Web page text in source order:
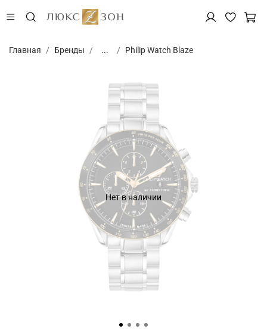
Главная Бренды ... Philip Watch Blaze
Нет в наличии